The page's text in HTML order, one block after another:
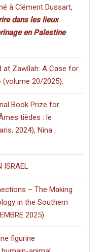
à Clément Dussart,
dans les lieux
en Palestine
at Zawīlah: A Case for
(volume 20/2025).
Book Prize for
tièdes : le
2024), Nina
ISRAEL
– The Making
in the Southern
2025)
figurine